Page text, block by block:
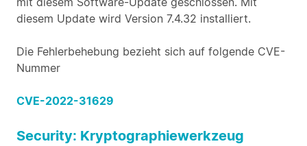
diesem Update wird Version 7.4.32 installiert.
Die Fehlerbehebung bezieht sich auf folgende CVE-
Nummer
CVE-2022-31629
Security: Kryptographiewerkzeug